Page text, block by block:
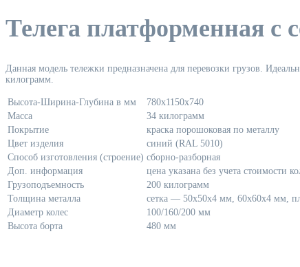
Телега платформенная с
Данная модель тележки предназначена для перевозки грузов.
килограмм.
Высота-Ширина-Глубина в мм
780х1150х740
Масса
34 килограмм
Покрытие
краска порошоковая по металлу
Цвет изделия
синий (RAL 5010)
Способ изготовления (строение) сборно-разборная
Доп. информация
цена указана без учета стоимости
Грузоподъемность
200 килограмм
Толщина металла
сетка — 50х50х4 мм, 60х60х4 мм,
Диаметр колес
100/160/200 мм
Высота борта
480 мм